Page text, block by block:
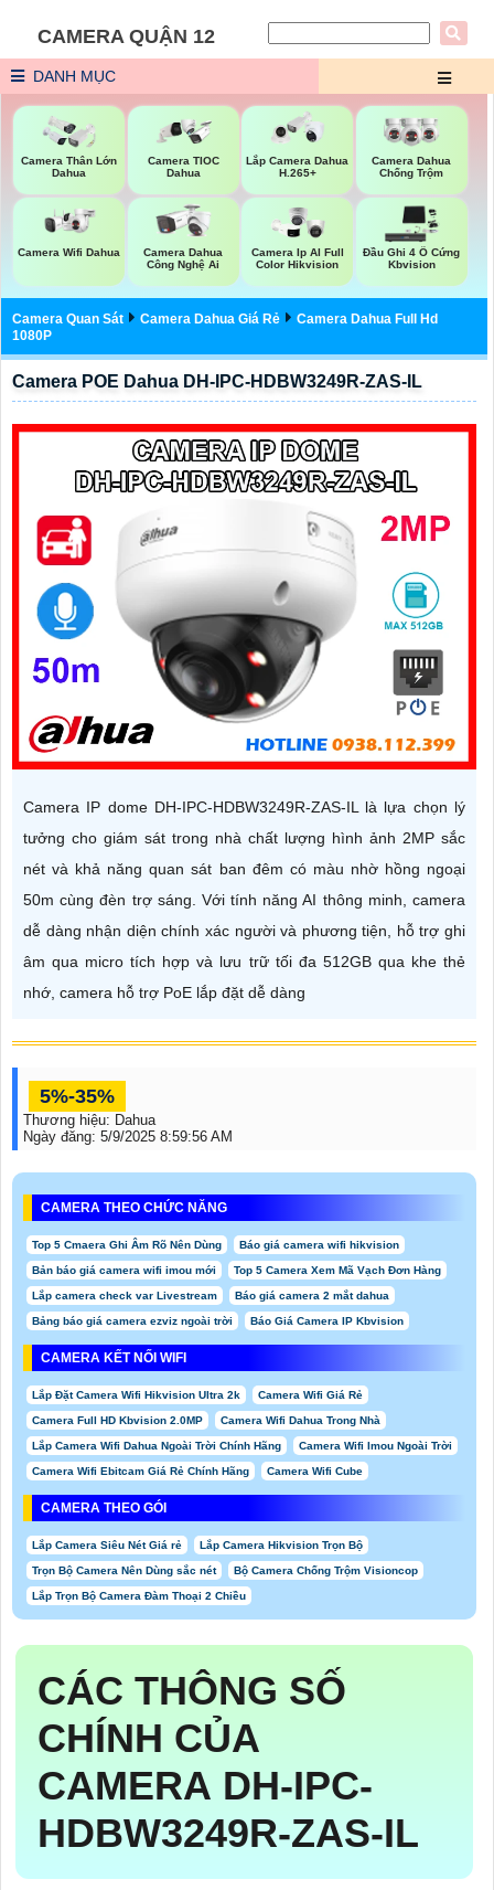
CAMERA QUẬN 12
DANH MỤC
Camera Thân Lớn
Dahua
Camera TIOC
Dahua
Lắp Camera Dahua
H.265+
Camera Dahua
Chống Trộm
Camera Wifi Dahua
Camera Dahua
Công Nghệ Ai
Camera Ip AI Full
Color Hikvision
Đầu Ghi 4 Ổ Cứng
Kbvision
Camera Quan Sát Camera Dahua Giá Rẻ
Camera Dahua Full Hd
1080P
Camera POE Dahua DH-IPC-HDBW3249R-ZAS-IL
Camera IP dome DH-IPC-HDBW3249R-ZAS-IL là lựa chọn lý
tưởng cho giám sát trong nhà chất lượng hình ảnh 2MP sắc
nét và khả năng quan sát ban đêm có màu nhờ hồng ngoại
50m cùng đèn trợ sáng. Với tính năng AI thông minh, camera
dễ dàng nhận diện chính xác người và phương tiện, hỗ trợ ghi
âm qua micro tích hợp và lưu trữ tối đa 512GB qua khe thẻ
nhớ, camera hỗ trợ PoE lắp đặt dễ dàng
5%-35%
Thương hiệu: Dahua
Ngày đăng: 5/9/2025 8:59:56 AM
CAMERA THEO CHỨC NĂNG
Top 5 Cmaera Ghi Âm Rõ Nên Dùng Báo giá camera wifi hikvision
Bản báo giá camera wifi imou mới Top 5 Camera Xem Mã Vạch Đơn Hàng
Lắp camera check var Livestream Báo giá camera 2 mắt dahua
Bảng báo giá camera ezviz ngoài trời Báo Giá Camera IP Kbvision
CAMERA KẾT NỐI WIFI
Lắp Đặt Camera Wifi Hikvision Ultra 2k Camera Wifi Giá Rẻ
Camera Full HD Kbvision 2.0MP Camera Wifi Dahua Trong Nhà
Lắp Camera Wifi Dahua Ngoài Trời Chính Hãng Camera Wifi Imou Ngoài Trời
Camera Wifi Ebitcam Giá Rẻ Chính Hãng Camera Wifi Cube
CAMERA THEO GÓI
Lắp Camera Siêu Nét Giá rẻ Lắp Camera Hikvision Trọn Bộ
Trọn Bộ Camera Nên Dùng sắc nét Bộ Camera Chống Trộm Visioncop
Lắp Trọn Bộ Camera Đàm Thoại 2 Chiều
CÁC THÔNG SỐ
CHÍNH CỦA
CAMERA DH-IPC-
HDBW3249R-ZAS-IL